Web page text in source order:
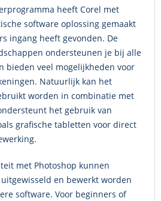
heeft Corel met
software oplossing gemaakt
ingang heeft gevonden. De
ondersteunen je bij alle
bieden veel mogelijkheden voor
Natuurlijk kan het
worden in combinatie met
het gebruik van
grafische tabletten voor direct
met Photoshop kunnen
en bewerkt worden
software. Voor beginners of